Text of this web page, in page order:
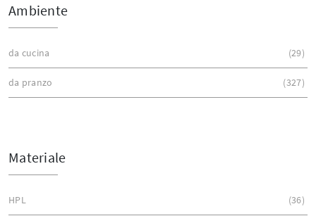
Ambiente
da cucina 29
da pranzo 327
Materiale
HPL 36